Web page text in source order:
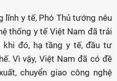
lĩnh y tế, Phó Thủ tướng nêu
thống y tế Việt Nam đã trải
khi đó, hạ tầng y tế, đầu tư
Vì vậy, Việt Nam đã có đề
chuyển giao công nghệ